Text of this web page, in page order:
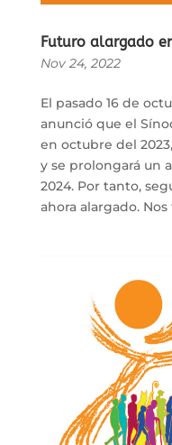
Futuro alargado
Nov 24, 2022
El pasado 16 de
anunció que el
en octubre del
y se prolongará un
2024. Por tanto,
ahora alargado.